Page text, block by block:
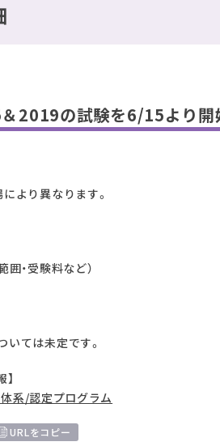
2019の試験を6/15より開
より異なります。
囲・受験料など）
ては未定です。
系/認定プログラム
URLをコピー